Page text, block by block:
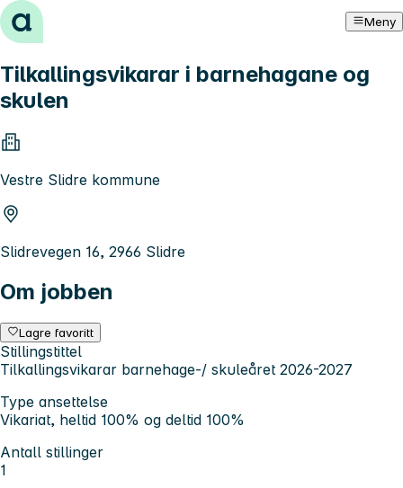
Hopp til innhold Meny
Tilkallingsvikarar i barnehagane og
skulen
Vestre Slidre kommune
Slidrevegen 16, 2966 Slidre
Om jobben
Lagre favoritt
Stillingstittel
Tilkallingsvikarar barnehage-/ skuleåret 2026-2027
Type ansettelse
Vikariat, heltid 100% og deltid 100%
Antall stillinger
1